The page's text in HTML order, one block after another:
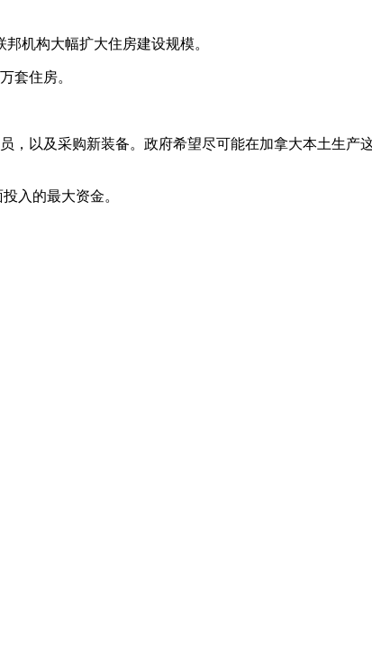
机构大幅扩大住房建设规模。
套住房。
，以及采购新装备。政府希望尽可能在加拿大本土生产
入的最大资金。